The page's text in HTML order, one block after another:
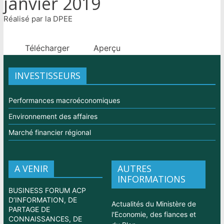
Réalisé par la DPEE
Télécharger Aperçu
INVESTISSEURS
Performances macroéconomiques
Environnement des affaires
Marché financier régional
A VENIR
BUSINESS FORUM ACP
D’INFORMATION, DE
PARTAGE DE
CONNAISSANCES, DE
AUTRES
INFORMATIONS
Actualités du Ministère de
l'Economie, des fiances et